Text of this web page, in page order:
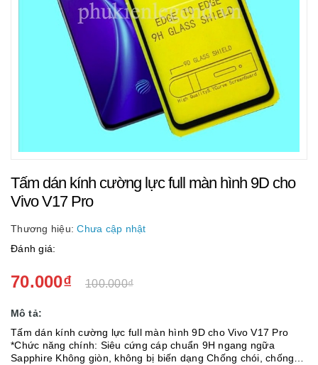
Tấm dán kính cường lực full màn hình 9D cho
Vivo V17 Pro
Thương hiệu: Chưa cập nhật
Đánh giá:
70.000₫ 100.000₫
Mô tả:
Tấm dán kính cường lực full màn hình 9D cho Vivo V17 Pro
*Chức năng chính: Siêu cứng cáp chuẩn 9H ngang ngữa
Sapphire Không giòn, không bị biến dạng Chống chói, chống